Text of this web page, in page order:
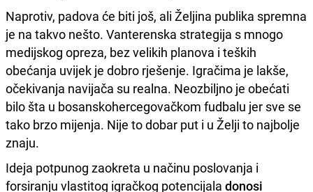
Naprotiv, padova će biti još, ali Željina publika spremna
je na takvo nešto. Vanterenska strategija s mnogo
medijskog opreza, bez velikih planova i teških
obećanja uvijek je dobro rješenje. Igračima je lakše,
očekivanja navijača su realna. Neozbiljno je obećati
bilo šta u bosanskohercegovačkom fudbalu jer sve se
tako brzo mijenja. Nije to dobar put i u Želji to najbolje
znaju.
Ideja potpunog zaokreta u načinu poslovanja i
forsiranju vlastitog igračkog potencijala donosi